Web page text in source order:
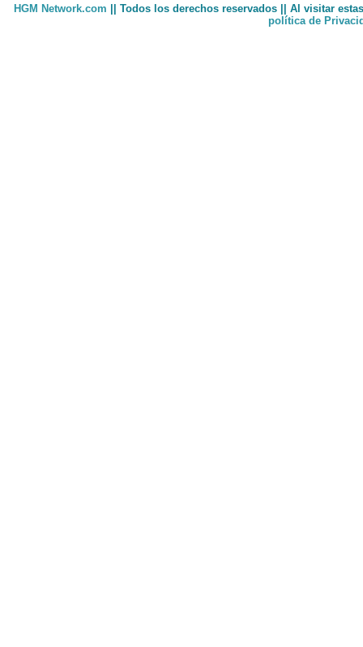
HGM Network.com || Todos los derechos reservados || Al visitar
política de